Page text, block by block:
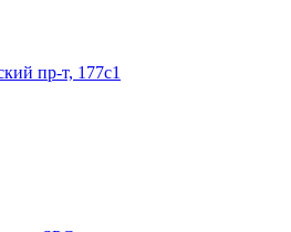
пр‑т, 177с1